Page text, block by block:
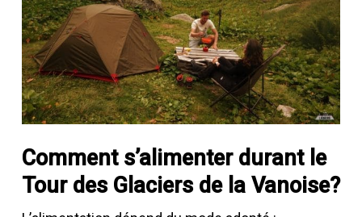
Comment s’alimenter durant le
Tour des Glaciers de la Vanoise?